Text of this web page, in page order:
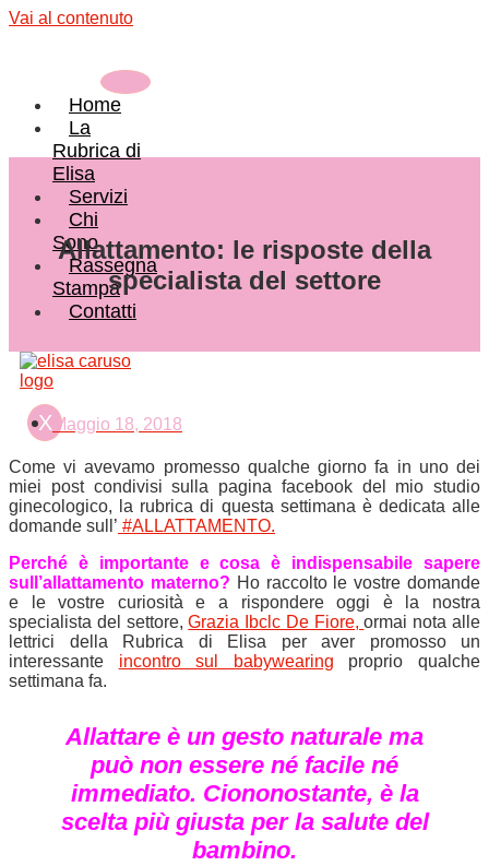
Vai al contenuto
Home
La
Rubrica di
Elisa
Servizi
Chi
Sono
Rassegna
Stampa
Contatti
X
Allattamento: le risposte della
specialista del settore
Maggio 18, 2018
Come vi avevamo promesso qualche giorno fa in uno dei
miei post condivisi sulla pagina facebook del mio studio
ginecologico, la rubrica di questa settimana è dedicata alle
domande sull’ #ALLATTAMENTO.
Perché è importante e cosa è indispensabile sapere
sull’allattamento materno? Ho raccolto le vostre domande
e le vostre curiosità e a rispondere oggi è la nostra
specialista del settore,Grazia Ibclc De Fiore,ormai nota alle
lettrici della Rubrica di Elisa per aver promosso un
interessante incontro sul babywearing proprio qualche
settimana fa.
Allattare è un gesto naturale ma
può non essere né facile né
immediato. Ciononostante, è la
scelta più giusta per la salute del
bambino.